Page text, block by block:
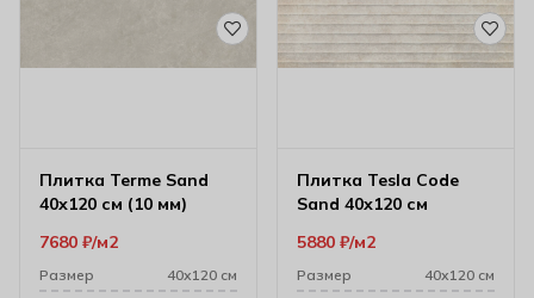
Плитка Terme Sand
40х120 см (10 мм)
7680 ₽ м2
Размер
40х120 см
Плитка Tesla Code
Sand 40х120 см
5880 ₽ м2
Размер
40х120 см